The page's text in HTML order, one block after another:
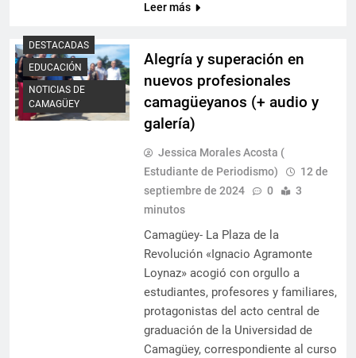
Leer más
DESTACADAS
EDUCACIÓN
NOTICIAS DE
CAMAGÜEY
Alegría y superación en
nuevos profesionales
camagüeyanos (+ audio y
galería)
Jessica Morales Acosta (
Estudiante de Periodismo)
12 de
septiembre de 2024
0
3
minutos
Camagüey- La Plaza de la
Revolución «Ignacio Agramonte
Loynaz» acogió con orgullo a
estudiantes, profesores y familiares,
protagonistas del acto central de
graduación de la Universidad de
Camagüey, correspondiente al curso